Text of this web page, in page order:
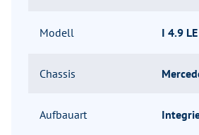
Modell I 4.9
Chassis
Aufbauart